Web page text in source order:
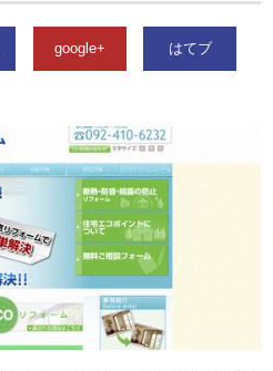
google+ はてブ